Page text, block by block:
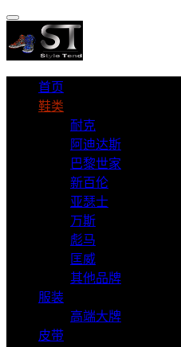
首页
鞋类
耐克
阿迪达斯
巴黎世家
新百伦
亚瑟士
万斯
彪马
匡威
其他品牌
服装
高端大牌
皮带